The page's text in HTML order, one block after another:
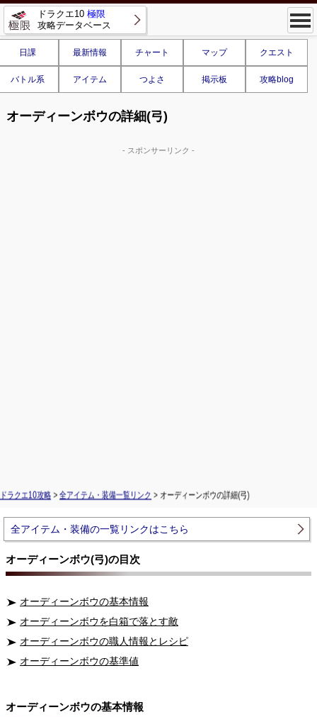
ドラクエ10 極限
攻略データベース
日課 最新情報 チャート マップ クエスト
バトル系 アイテム つよさ 掲示板 攻略blog
オーディーンボウの詳細(弓)
- スポンサーリンク -
ドラクエ10攻略 > 全アイテム・装備一覧リンク > オーディーンボウの詳細(弓)
全アイテム・装備の一覧リンクはこちら
オーディーンボウ(弓)の目次
オーディーンボウの基本情報
オーディーンボウを白箱で落とす敵
オーディーンボウの職人情報とレシピ
オーディーンボウの基準値
オーディーンボウの基本情報